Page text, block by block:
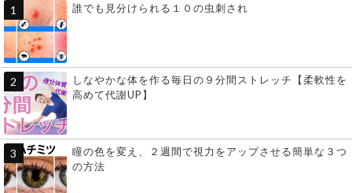
誰でも見分けられる１０の虫刺され
しなやかな体を作る毎日の９分間ストレッチ【柔軟性を
高めて代謝UP】
瞳の色を変え、２週間で視力をアップさせる簡単な３つ
の方法